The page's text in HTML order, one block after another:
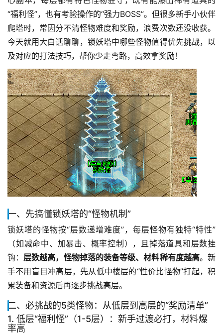
“福利怪”，也有考验操作的“强力BOSS”。但很多新手小伙伴
爬塔时，常因分不清怪物难度和奖励，浪费次数还没收获。
今天就用大白话聊聊，锁妖塔中哪些怪物值得优先挑战，以
及对应的打法技巧，帮你少走弯路，高效拿奖励！
一、先搞懂锁妖塔的“怪物机制”
锁妖塔的怪物按“层数递增难度”，每层怪物有独特“特性”
（如减命中、加暴击、概率控制），且掉落道具和层数挂
钩： 层数越高，怪物掉落的装备等级、材料稀有度越高。新
手不用盲目冲高层，先从低中楼层的“性价比怪物”打起，积
累装备和资源后再逐步挑战高层。
二、必挑战的5类怪物：从低层到高层的“奖励清单”
1. 低层“福利怪”（1-5层）：新手过渡必打，材料爆
率高